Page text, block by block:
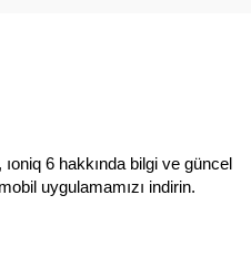
6 hakkında bilgi ve güncel
uygulamamızı indirin.